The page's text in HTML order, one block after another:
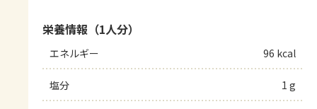
栄養情報（1人分）
エネルギー 96 kcal
塩分 1 g